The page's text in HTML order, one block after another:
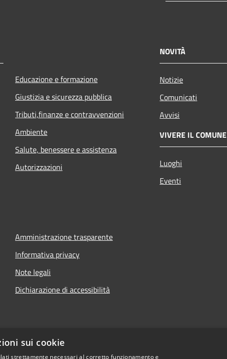
Educazione e formazione
Giustizia e sicurezza pubblica
Tributi,finanze e contravvenzioni
Ambiente
Salute, benessere e assistenza
Autorizzazioni
NOVITÀ
Notizie
Comunicati
Avvisi
VIVERE IL COMUNE
Luoghi
Eventi
Amministrazione trasparente
Informativa privacy
Note legali
Dichiarazione di accessibilità
sui cookie
strettamente necessari al corretto funzionamento e